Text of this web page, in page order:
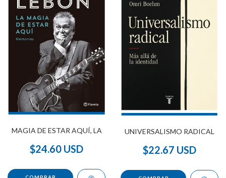
MAGIA DE ESTAR AQUÍ, LA
$24.60 USD
UNIVERSALISMO RADICAL
$22.67 USD